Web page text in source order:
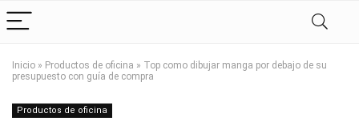
Inicio » Productos de oficina » Top como dibujar manga por debajo de su
presupuesto con guía de compra
Productos de oficina